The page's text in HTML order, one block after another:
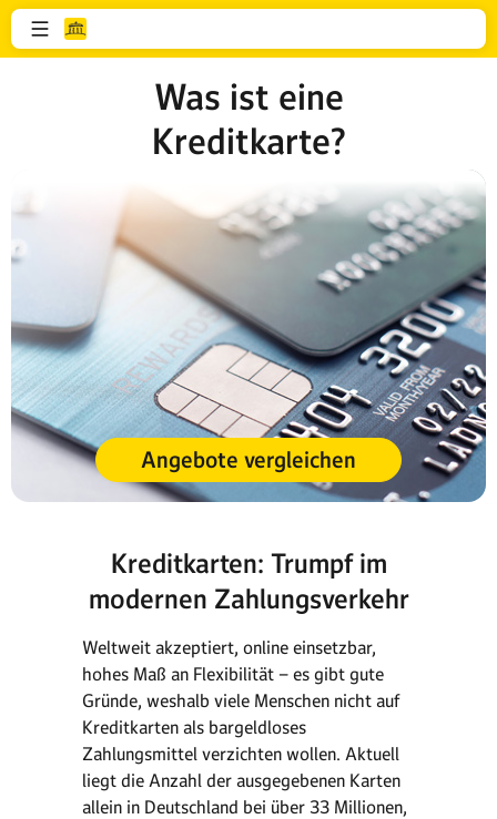
Was ist eine
Kreditkarte?
Angebote vergleichen
Kreditkarten: Trumpf im
modernen Zahlungsverkehr
Weltweit akzeptiert, online einsetzbar,
hohes Maß an Flexibilität – es gibt gute
Gründe, weshalb viele Menschen nicht auf
Kreditkarten als bargeldloses
Zahlungsmittel verzichten wollen. Aktuell
liegt die Anzahl der ausgegebenen Karten
allein in Deutschland bei über 33 Millionen,